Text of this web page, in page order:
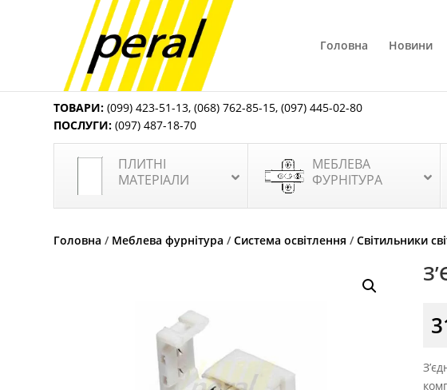
Головна Новини
ТОВАРИ: (099) 423-51-13,(068) 762-85-15,(097) 445-02-80
ПОСЛУГИ: (097) 487-18-70
ПЛИТНІ
МАТЕРІАЛИ
МЕБЛЕВА
ФУРНІТУРА
Головна / Меблева фурнітура /Система освітлення /Світильники